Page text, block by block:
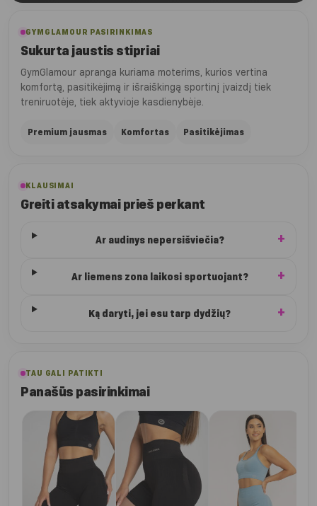
GYMGLAMOUR PASIRINKIMAS
Sukurta jaustis stipriai
GymGlamour apranga kuriama moterims, kurios vertina
komfortą, pasitikėjimą ir išraiškingą sportinį įvaizdį tiek
treniruotėje, tiek aktyvioje kasdienybėje.
Premium jausmas Komfortas Pasitikėjimas
KLAUSIMAI
Greiti atsakymai prieš perkant
Ar audinys nepersišviečia?
Ar liemens zona laikosi sportuojant?
Ką daryti, jei esu tarp dydžių?
TAU GALI PATIKTI
Panašūs pasirinkimai